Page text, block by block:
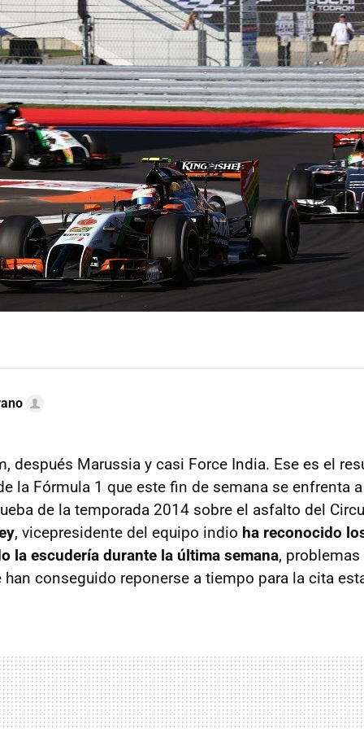
después Marussia y casi Force India. Ese es el
la Fórmula 1 que este fin de semana se enfrenta
de la temporada 2014 sobre el asfalto del
, vicepresidente del equipo indio ha reconocido
la escudería durante la última semana,
conseguido reponerse a tiempo para la cita